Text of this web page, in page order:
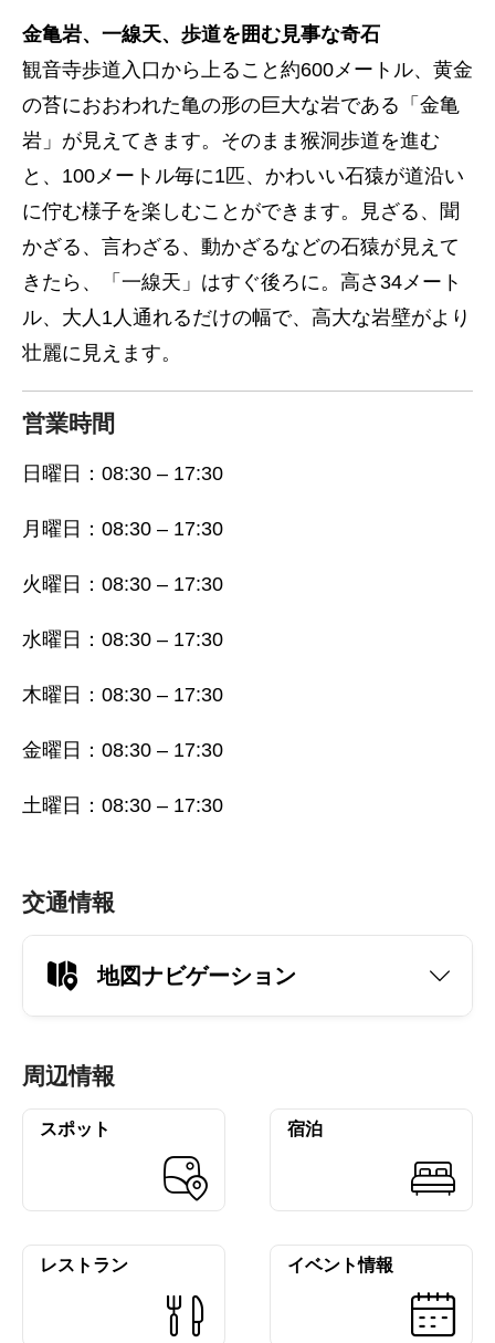
金亀岩、一線天、歩道を囲む見事な奇石
観音寺歩道入口から上ること約600メートル、黄金
の苔におおわれた亀の形の巨大な岩である「金亀
岩」が見えてきます。そのまま猴洞歩道を進む
と、100メートル毎に1匹、かわいい石猿が道沿い
に佇む様子を楽しむことができます。見ざる、聞
かざる、言わざる、動かざるなどの石猿が見えて
きたら、「一線天」はすぐ後ろに。高さ34メート
ル、大人1人通れるだけの幅で、高大な岩壁がより
壮麗に見えます。
営業時間
日曜日：08:30 – 17:30
月曜日：08:30 – 17:30
火曜日：08:30 – 17:30
水曜日：08:30 – 17:30
木曜日：08:30 – 17:30
金曜日：08:30 – 17:30
土曜日：08:30 – 17:30
交通情報
地図ナビゲーション
周辺情報
スポット 宿泊
レストラン イベント情報